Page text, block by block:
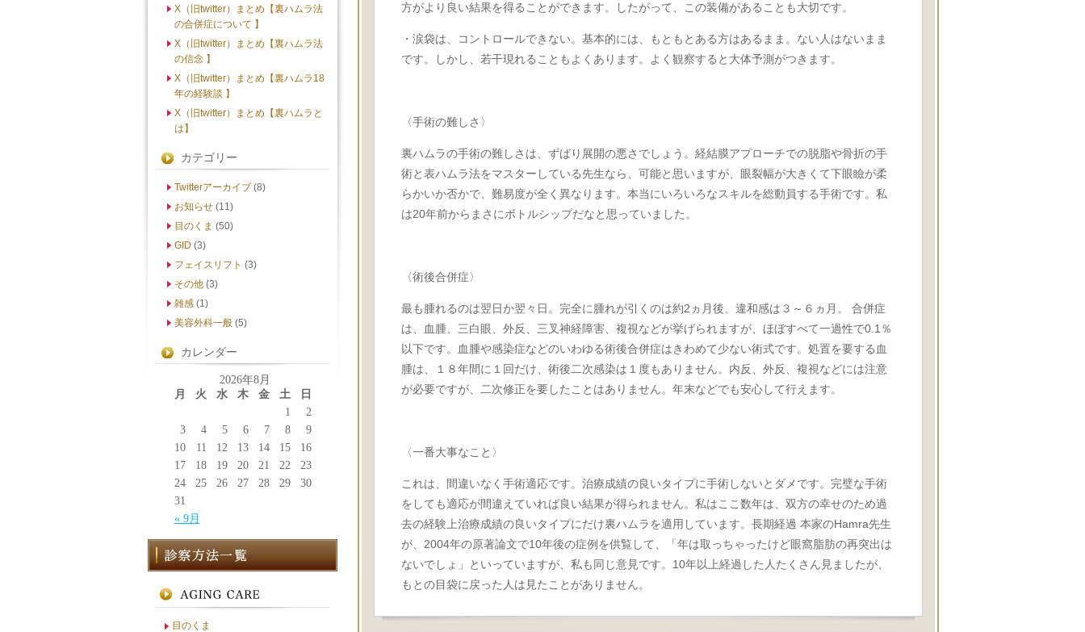
方がより良い結果を得ることができます。したがって、この装備があることも大切です。
・涙袋は、コントロールできない。基本的には、もともとある方はあるまま。ない人はないまま
です。しかし、若干現れることもよくあります。よく観察すると大体予測がつきます。
〈手術の難しさ〉
裏ハムラの手術の難しさは、ずばり展開の悪さでしょう。経結膜アプローチでの脱脂や骨折の手
術と表ハムラ法をマスターしている先生なら、可能と思いますが、眼裂幅が大きくて下眼瞼が柔
らかいか否かで、難易度が全く異なります。本当にいろいろなスキルを総動員する手術です。私
は20年前からまさにボトルシップだなと思っていました。
〈術後合併症〉
最も腫れるのは翌日か翌々日。完全に腫れが引くのは約2ヵ月後、違和感は３～６ヵ月。 合併症
は、血腫、三白眼、外反、三叉神経障害、複視などが挙げられますが、ほぼすべて一過性で0.1％
以下です。血腫や感染症などのいわゆる術後合併症はきわめて少ない術式です。処置を要する血
腫は、１８年間に１回だけ、術後二次感染は１度もありません。内反、外反、複視などには注意
が必要ですが、二次修正を要したことはありません。年末などでも安心して行えます。
〈一番大事なこと〉
これは、間違いなく手術適応です。治療成績の良いタイプに手術しないとダメです。完璧な手術
をしても適応が間違えていれば良い結果が得られません。私はここ数年は、双方の幸せのため過
去の経験上治療成績の良いタイプにだけ裏ハムラを適用しています。長期経過 本家のHamra先生
が、2004年の原著論文で10年後の症例を供覧して、「年は取っちゃったけど眼窩脂肪の再突出は
ないでしょ」といっていますが、私も同じ意見です。10年以上経過した人たくさん見ましたが、
もとの目袋に戻った人は見たことがありません。
X（旧twitter）まとめ【裏ハムラ法
の合併症について 】
X（旧twitter）まとめ【裏ハムラ法
の信念 】
X（旧twitter）まとめ【裏ハムラ18
年の経験談 】
X（旧twitter）まとめ【裏ハムラと
は】
カテゴリー
Twitterアーカイブ (8)
お知らせ (11)
目のくま (50)
GID (3)
フェイスリフト (3)
その他 (3)
雑感 (1)
美容外科一般 (5)
カレンダー
2026年8月
月
火 水 木 金 土 日
« 9月
1
2
3
4 5 6 7 8
9
10
11 12 13 14 15
16
17
18 19 20 21 22
23
24
25 26 27 28 29
30
31
目のくま